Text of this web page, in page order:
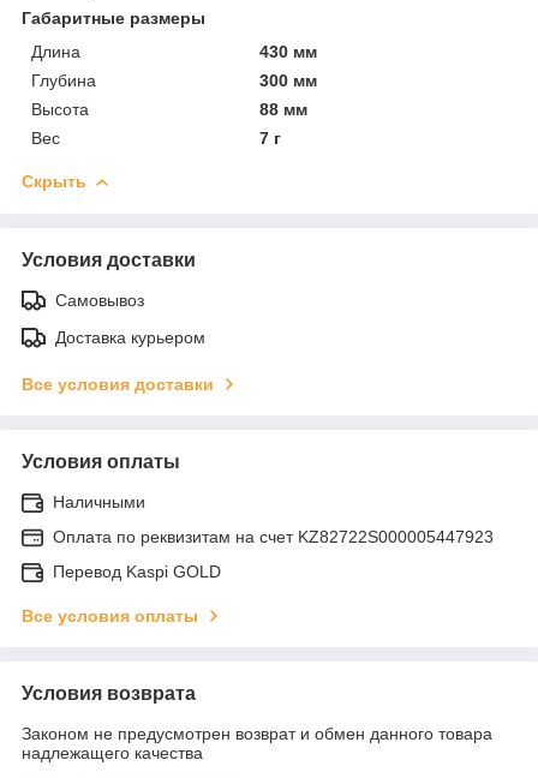
Габаритные размеры
Длина
430 мм
Глубина
300 мм
Высота
88 мм
Вес
7 г
Скрыть
Условия доставки
Самовывоз
Доставка курьером
Все условия доставки
Условия оплаты
Наличными
Оплата по реквизитам на счет KZ82722S000005447923
Перевод Kaspi GOLD
Все условия оплаты
Условия возврата
Законом не предусмотрен возврат и обмен данного товара
надлежащего качества